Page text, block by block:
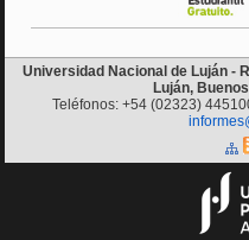
Universidad Nacional de Luján -
Luján,
Teléfonos: +54 (02323)